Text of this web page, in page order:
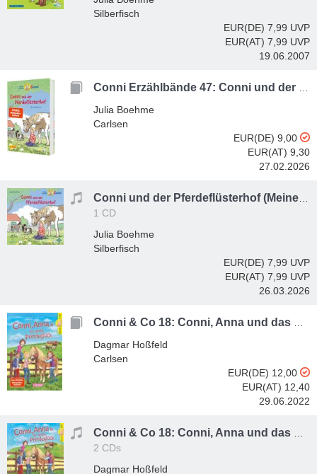
Silberfisch
EUR(DE) 7,99 UVP
EUR(AT) 7,99 UVP
19.06.2007
Julia Boehme
Carlsen
EUR(DE) 9,00
EUR(AT) 9,30
27.02.2026
1 CD
Julia Boehme
Silberfisch
EUR(DE) 7,99 UVP
EUR(AT) 7,99 UVP
26.03.2026
Dagmar Hoßfeld
Carlsen
EUR(DE) 12,00
EUR(AT) 12,40
29.06.2022
2 CDs
Dagmar Hoßfeld